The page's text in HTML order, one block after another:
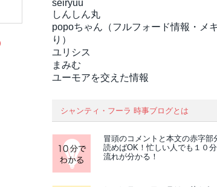
seiryuu
しんしん丸
popoちゃん（フルフォード情報・メ
り）
ユリシス
まみむ
ユーモアを交えた情報
シャンティ・フーラ 時事ブログとは
冒頭のコメントと本文の赤字部
読めばOK！忙しい人でも１０
流れが分かる！